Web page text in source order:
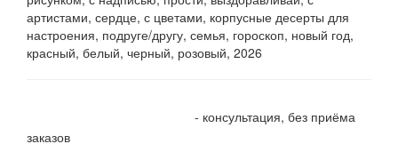
артистами, сердце, с цветами, корпусные десерты для
настроения, подруге/другу, семья, гороскоп, новый год,
красный, белый, черный, розовый, 2026
- консультация, без приёма
заказов